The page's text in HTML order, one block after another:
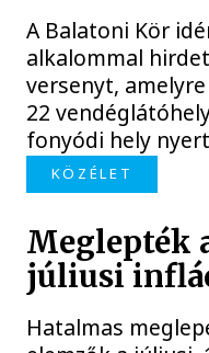
A Balatoni Kör
alkalommal
versenyt,
22
fonyódi hely
KÖZÉLET
Meglepték
júliusi
Hatalmas